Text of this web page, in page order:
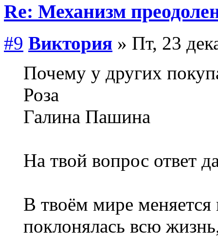
Re: Механизм
#9 Виктория » Пт, 23
Почему у других
Роза
Галина Пашина
На твой вопрос ответ
В твоём мире
поклонялась всю